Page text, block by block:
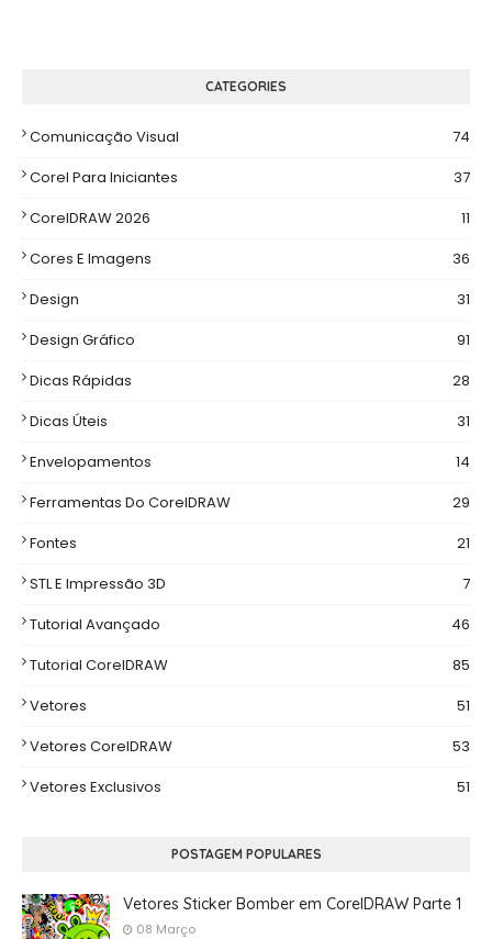
CATEGORIES
Comunicação Visual
74
Corel Para Iniciantes
37
CorelDRAW 2026
11
Cores E Imagens
36
Design
31
Design Gráfico
91
Dicas Rápidas
28
Dicas Úteis
31
Envelopamentos
14
Ferramentas Do CorelDRAW
29
Fontes
21
STL E Impressão 3D
7
Tutorial Avançado
46
Tutorial CorelDRAW
85
Vetores
51
Vetores CorelDRAW
53
Vetores Exclusivos
51
POSTAGEM POPULARES
Vetores Sticker Bomber em CorelDRAW Parte 1
08 Março